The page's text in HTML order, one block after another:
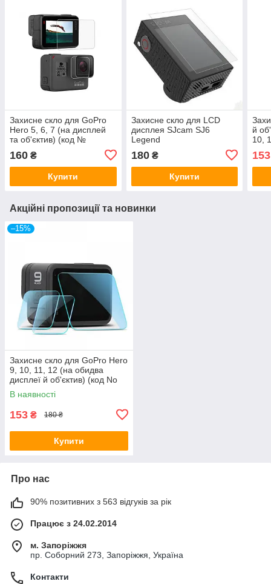
Захисне скло для GoPro
Hero 5, 6, 7 (на дисплей
та об'єктив) (код №
160 ₴
Купити
Захисне скло для LCD
дисплея SJcam SJ6
Legend
180₴
Купити
й
10,
No
153
Акційні пропозиції та новинки
–15%
Захисне скло для GoPro Hero
9, 10, 11, 12 (на обидва
дисплеї й об'єктив) (код No
XTGP560)
В наявності
153 ₴ 180 ₴
Купити
Про нас
90% позитивних з 563 відгуків за рік
Працює з 24.02.2014
м. Запоріжжя
пр. Соборний 273, Запоріжжя, Україна
Контакти